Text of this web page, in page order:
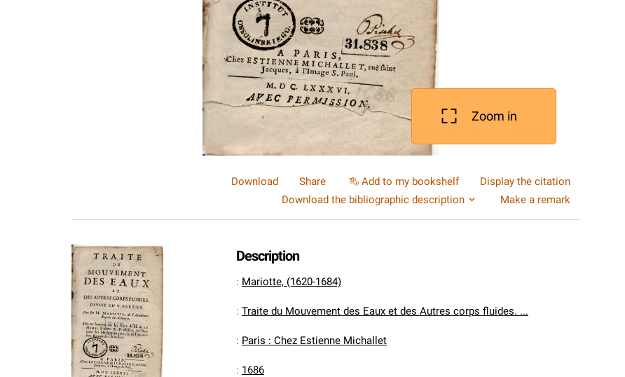
Zoom in
Download Share Add to my bookshelf
Display the citation
Download the bibliographic description
Make a remark
Description
: Mariotte, (1620-1684)
: Traite du Mouvement des Eaux et des Autres corps fluides. ...
: Paris : Chez Estienne Michallet
: 1686